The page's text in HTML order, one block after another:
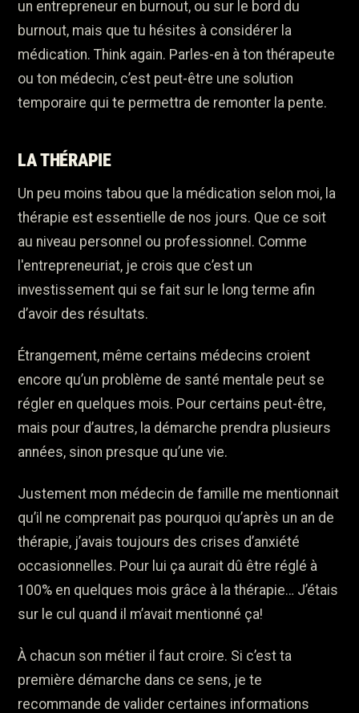
un entrepreneur en burnout, ou sur le bord du
burnout, mais que tu hésites à considérer la
médication. Think again. Parles-en à ton thérapeute
ou ton médecin, c’est peut-être une solution
temporaire qui te permettra de remonter la pente.
LA THÉRAPIE
Un peu moins tabou que la médication selon moi, la
thérapie est essentielle de nos jours. Que ce soit
au niveau personnel ou professionnel. Comme
l'entrepreneuriat, je crois que c’est un
investissement qui se fait sur le long terme afin
d’avoir des résultats.
Étrangement, même certains médecins croient
encore qu’un problème de santé mentale peut se
régler en quelques mois. Pour certains peut-être,
mais pour d’autres, la démarche prendra plusieurs
années, sinon presque qu’une vie.
Justement mon médecin de famille me mentionnait
qu’il ne comprenait pas pourquoi qu’après un an de
thérapie, j’avais toujours des crises d’anxiété
occasionnelles. Pour lui ça aurait dû être réglé à
100% en quelques mois grâce à la thérapie… J’étais
sur le cul quand il m’avait mentionné ça!
À chacun son métier il faut croire. Si c’est ta
première démarche dans ce sens, je te
recommande de valider certaines informations